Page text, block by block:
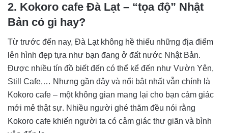
2. Kokoro cafe Đà Lạt – “tọa độ” Nhật
Bản có gì hay?
Từ trước đến nay, Đà Lạt không hề thiếu những địa điểm
lên hình đẹp tựa như bạn đang ở đất nước Nhật Bản.
Được nhiều tín đồ biết đến có thể kể đến như Vườn Yên,
Still Cafe,… Nhưng gần đây và nổi bật nhất vẫn chính là
Kokoro cafe – một không gian mang lại cho bạn cảm giác
mới mẻ thật sự. Nhiều người ghé thăm đều nói rằng
Kokoro cafe khiến người ta có cảm giác thư giãn và bình